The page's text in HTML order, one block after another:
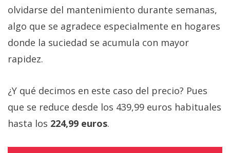
olvidarse del mantenimiento durante semanas,
algo que se agradece especialmente en hogares
donde la suciedad se acumula con mayor
rapidez.
¿Y qué decimos en este caso del precio? Pues
que se reduce desde los 439,99 euros habituales
hasta los 224,99 euros.